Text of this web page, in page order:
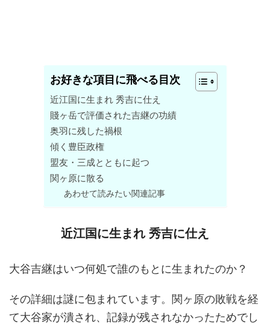
お好きな項目に飛べる目次
近江国に生まれ 秀吉に仕え
賤ヶ岳で評価された吉継の功績
奥羽に残した禍根
傾く豊臣政権
盟友・三成とともに起つ
関ヶ原に散る
あわせて読みたい関連記事
近江国に生まれ 秀吉に仕え
大谷吉継はいつ何処で誰のもとに生まれたのか？
その詳細は謎に包まれています。関ヶ原の敗戦を経
て大谷家が潰され、記録が残されなかったためでし